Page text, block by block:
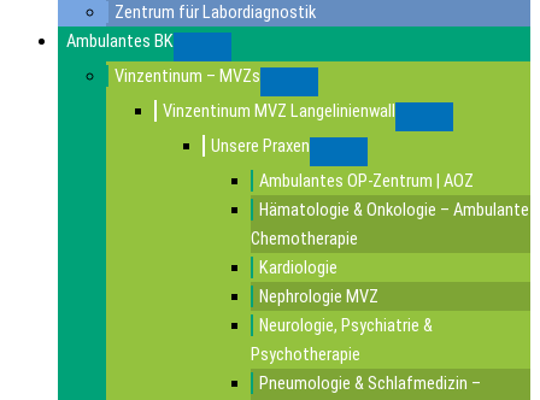
Zentrum für Labordiagnostik
Ambulantes BK
Vinzentinum – MVZs
Vinzentinum MVZ Langelinienwall
Unsere Praxen
Ambulantes OP-Zentrum | AOZ
Hämatologie & Onkologie – Ambulante
Chemotherapie
Kardiologie
Nephrologie MVZ
Neurologie, Psychiatrie &
Psychotherapie
Pneumologie & Schlafmedizin –